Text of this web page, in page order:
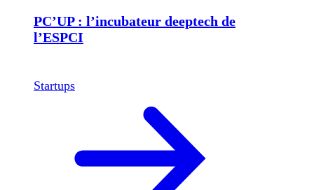
PC’UP : l’incubateur deeptech de
l’ESPCI
Startups